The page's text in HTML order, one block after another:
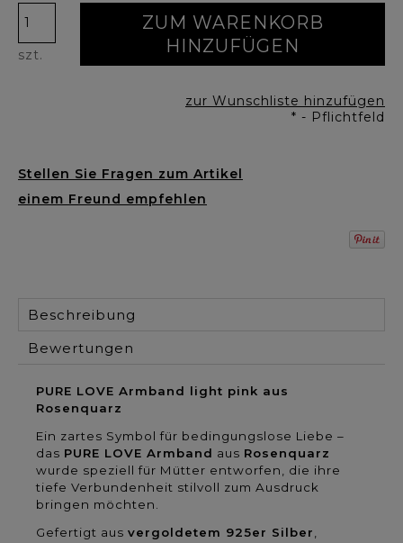
szt.
ZUM WARENKORB
HINZUFÜGEN
zur Wunschliste hinzufügen
* - Pflichtfeld
Stellen Sie Fragen zum Artikel
einem Freund empfehlen
Beschreibung
Bewertungen
PURE LOVE Armband light pink aus
Rosenquarz
Ein zartes Symbol für bedingungslose Liebe –
das PURE LOVE Armband aus Rosenquarz
wurde speziell für Mütter entworfen, die ihre
tiefe Verbundenheit stilvoll zum Ausdruck
bringen möchten.
Gefertigt aus vergoldetem 925er Silber